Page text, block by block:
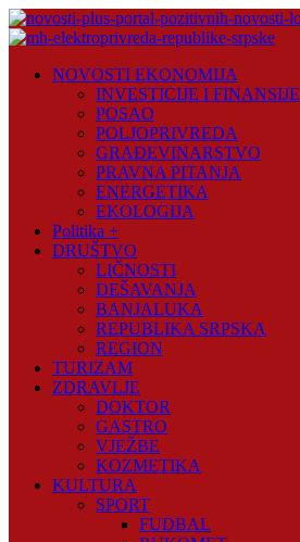
Skip
to
Plus
NOVOSTI EKONOMIJA
INVESTICIJE I FINANSIJE
POSAO
POLJOPRIVREDA
GRAĐEVINARSTVO
PRAVNA PITANJA
ENERGETIKA
EKOLOGIJA
Politika +
DRUŠTVO
LIČNOSTI
DEŠAVANJA
BANJALUKA
REPUBLIKA SRPSKA
REGION
TURIZAM
ZDRAVLJE
DOKTOR
GASTRO
VJEŽBE
KOZMETIKA
KULTURA
SPORT
FUDBAL